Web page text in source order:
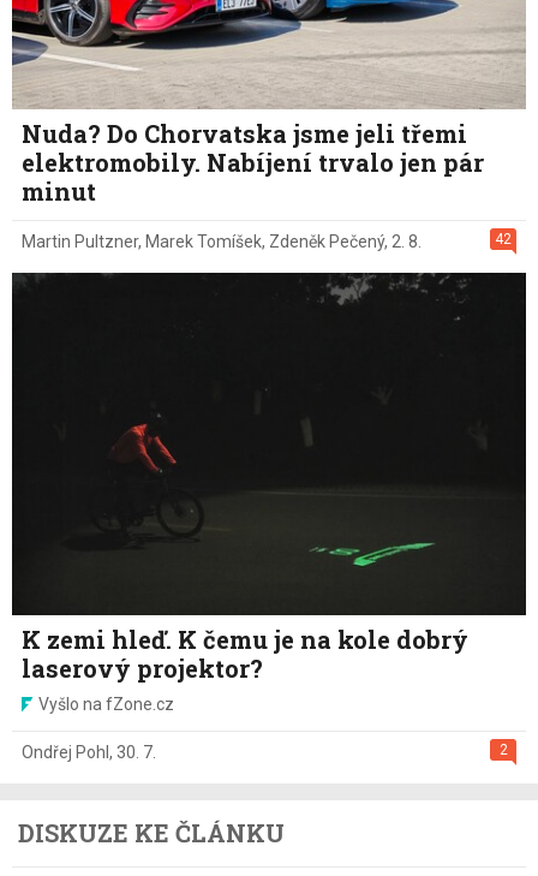
Nuda? Do Chorvatska jsme jeli třemi
elektromobily. Nabíjení trvalo jen pár
minut
42
Martin Pultzner, Marek Tomíšek, Zdeněk Pečený, 2. 8.
K zemi hleď. K čemu je na kole dobrý
laserový projektor?
Vyšlo na fZone.cz
2
Ondřej Pohl , 30. 7.
DISKUZE KE ČLÁNKU